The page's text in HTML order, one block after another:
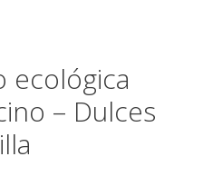
ecológica
– Dulces